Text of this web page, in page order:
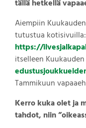
tällä hetkellä
Aiempiin
tutustua kotisivuilla:
https://
itselleen
Tammikuun
Kerro kuka olet ja
tahdot, niin